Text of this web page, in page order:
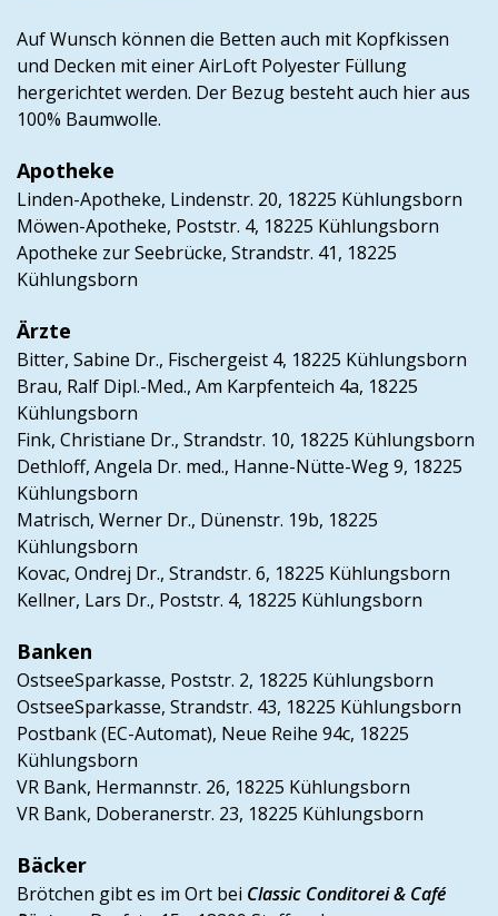
Auf Wunsch können die Betten auch mit Kopfkissen
und Decken mit einer AirLoft Polyester Füllung
hergerichtet werden. Der Bezug besteht auch hier aus
100% Baumwolle.
Apotheke
Linden-Apotheke, Lindenstr. 20, 18225 Kühlungsborn
Möwen-Apotheke, Poststr. 4, 18225 Kühlungsborn
Apotheke zur Seebrücke, Strandstr. 41, 18225
Kühlungsborn
Ärzte
Bitter, Sabine Dr., Fischergeist 4, 18225 Kühlungsborn
Brau, Ralf Dipl.-Med., Am Karpfenteich 4a, 18225
Kühlungsborn
Fink, Christiane Dr., Strandstr. 10, 18225 Kühlungsborn
Dethloff, Angela Dr. med., Hanne-Nütte-Weg 9, 18225
Kühlungsborn
Matrisch, Werner Dr., Dünenstr. 19b, 18225
Kühlungsborn
Kovac, Ondrej Dr., Strandstr. 6, 18225 Kühlungsborn
Kellner, Lars Dr., Poststr. 4, 18225 Kühlungsborn
Banken
OstseeSparkasse, Poststr. 2, 18225 Kühlungsborn
OstseeSparkasse, Strandstr. 43, 18225 Kühlungsborn
Postbank (EC-Automat), Neue Reihe 94c, 18225
Kühlungsborn
VR Bank, Hermannstr. 26, 18225 Kühlungsborn
VR Bank, Doberanerstr. 23, 18225 Kühlungsborn
Bäcker
Brötchen gibt es im Ort bei Classic Conditorei & Café